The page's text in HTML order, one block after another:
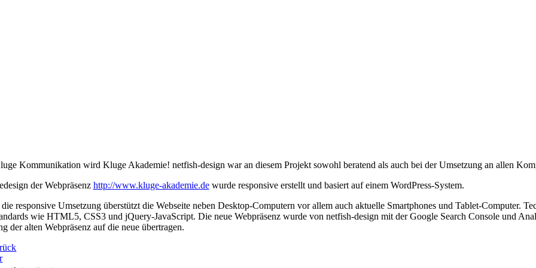
Kommunikation wird Kluge Akademie! netfish-design war an diesem Projekt sowohl beratend als auch bei der Umsetzung an allen
der Webpräsenz http://www.kluge-akademie.dewurde responsive erstellt und basiert auf einem WordPress-System.
responsive Umsetzung überstützt die Webseite neben Desktop-Computern vor allem auch aktuelle Smartphones und Tablet-Computer.
wie HTML5, CSS3 und jQuery-JavaScript. Die neue Webpräsenz wurde von netfish-design mit der Google Search Console und
der alten Webpräsenz auf die neue übertragen.